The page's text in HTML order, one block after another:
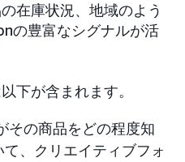
在庫状況、地域のよう
の豊富なシグナルが活
下が含まれます。
その商品をどの程度知
、クリエイティブフォ